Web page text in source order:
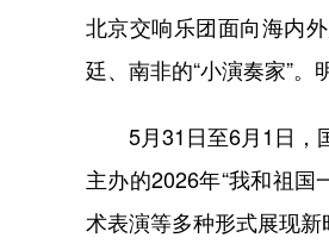
北京交响乐团面向海内
廷、南非的“小演奏家”
5月31日至6月1日，国
主办的2026年“我和祖
术表演等多种形式展现